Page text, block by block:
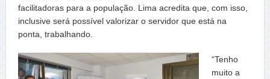
facilitadoras para a população. Lima acredita que, com isso,
inclusive será possível valorizar o servidor que está na
ponta, trabalhando.
“Tenho
muito a